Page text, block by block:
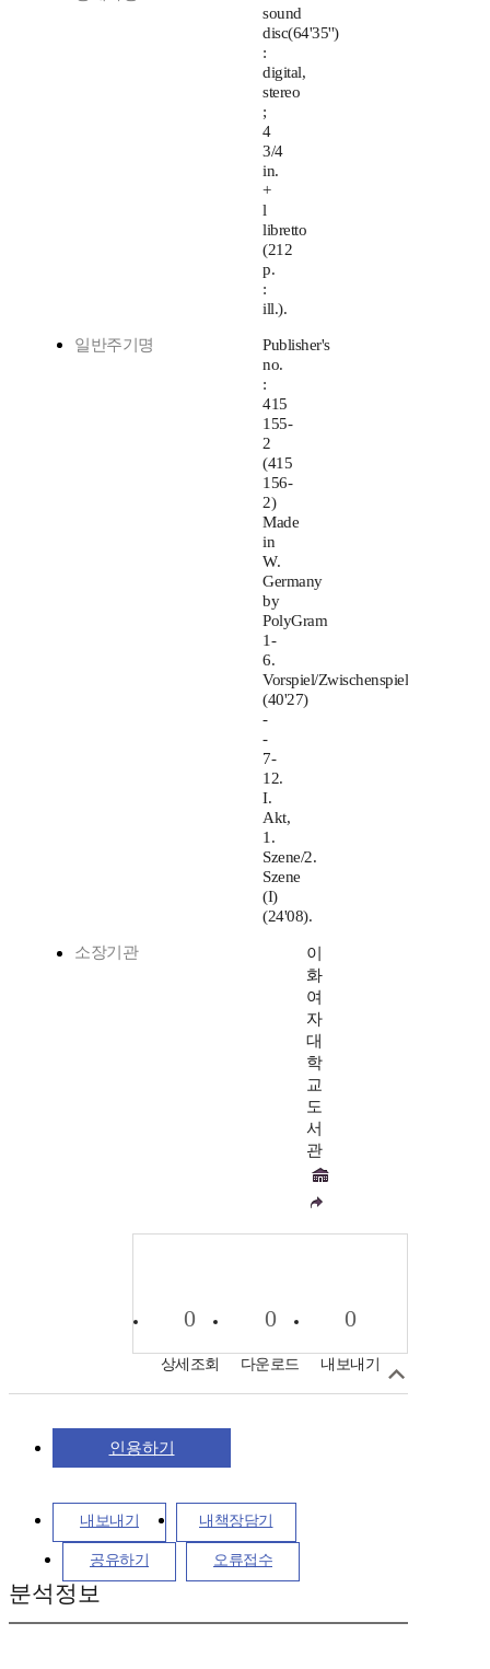
sound
disc(64'35'')
:
digital,
stereo
;
4
3/4
in.
+
l
libretto
(212
p.
:
ill.).
일반주기명
Publisher's
no.
:
415
155-
2
(415
156-
2)
Made
in
W.
Germany
by
PolyGram
1-
6.
Vorspiel/Zwischenspiel
(40'27)
-
-
7-
12.
I.
Akt,
1.
Szene/2.
Szene
(I)
(24'08).
소장기관
이
화
여
자
대
학
교
도
서
관
0
상세조회
0
다운로드
0
내보내기
인용하기
내보내기 내책장담기
공유하기 오류접수
분석정보